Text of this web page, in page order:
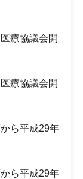
療協議会開
療協議会開
ら平成29年
ら平成29年